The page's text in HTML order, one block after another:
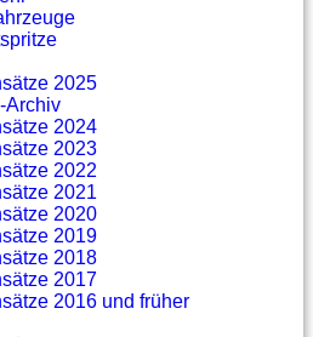
2025
Archiv
2024
2023
2022
2021
2020
2019
2018
2017
2016 und früher